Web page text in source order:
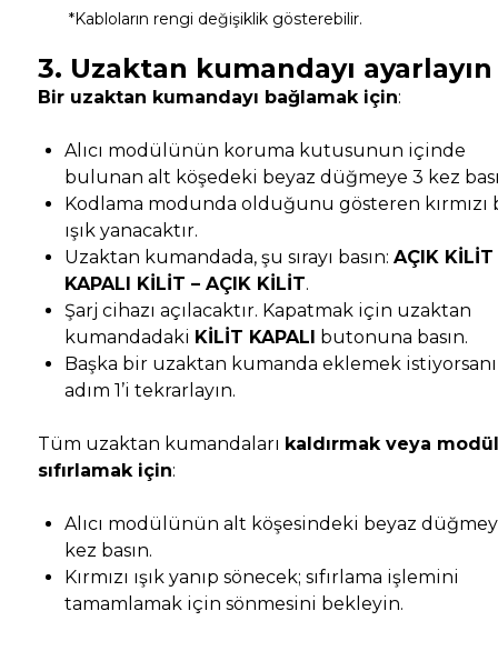
*Kabloların rengi değişiklik gösterebilir.
3. Uzaktan kumandayı ayarlayın
Bir uzaktan kumandayı bağlamak için:
Alıcı modülünün koruma kutusunun içinde
bulunan alt köşedeki beyaz düğmeye 3 kez
Kodlama modunda olduğunu gösteren kırmızı
ışık yanacaktır.
Uzaktan kumandada, şu sırayı basın: AÇIK KİLİT
KAPALI KİLİT – AÇIK KİLİT.
Şarj cihazı açılacaktır. Kapatmak için uzaktan
kumandadaki KİLİT KAPALI butonuna basın.
Başka bir uzaktan kumanda eklemek
adım 1’i tekrarlayın.
Tüm uzaktan kumandaları kaldırmak veya
sıfırlamak için:
Alıcı modülünün alt köşesindeki beyaz
kez basın.
Kırmızı ışık yanıp sönecek; sıfırlama işlemini
tamamlamak için sönmesini bekleyin.